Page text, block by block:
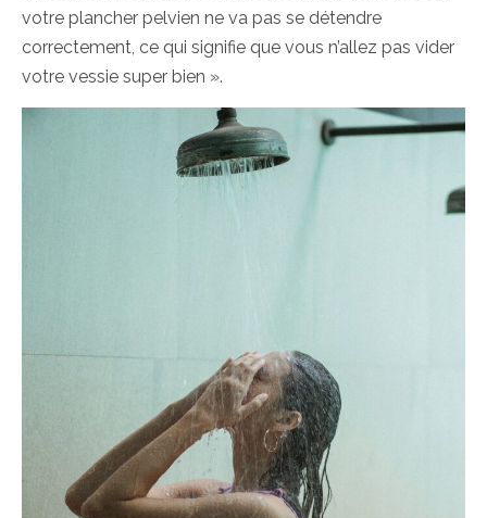
votre plancher pelvien ne va pas se détendre
correctement, ce qui signifie que vous n’allez pas vider
votre vessie super bien ».